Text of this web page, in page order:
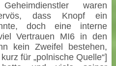
waren
dass Knopf ein
doch eine interne
Vertrauen MI6 in den
kein Zweifel bestehen,
für „polnische Quelle“]